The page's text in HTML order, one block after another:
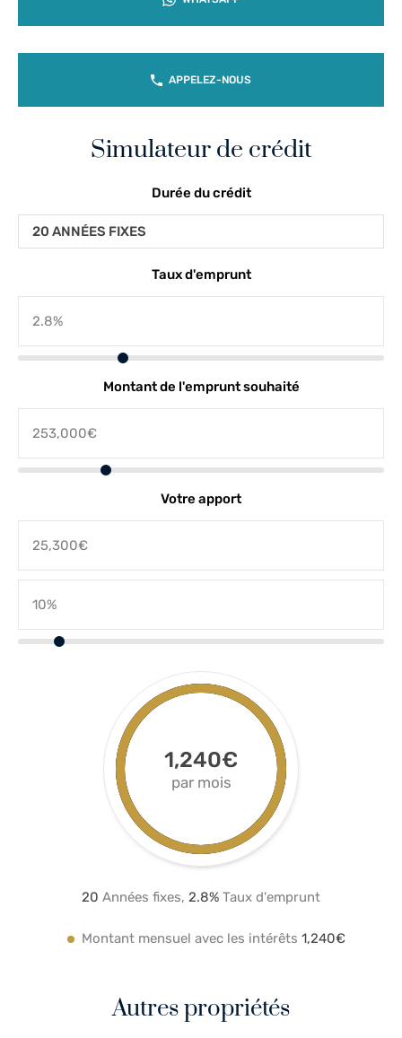
APPELEZ-NOUS
Simulateur de crédit
Durée du crédit
20 ANNÉES FIXES
Taux d'emprunt
Montant de l'emprunt souhaité
Votre apport
1,240€
par mois
20 Années fixes, 2.8% Taux d'emprunt
Montant mensuel avec les intérêts 1,240€
Autres propriétés